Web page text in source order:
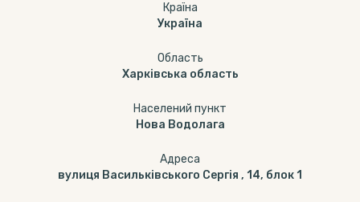
Країна
Україна
Область
Харківська область
Населений пункт
Нова Водолага
Адреса
вулиця Васильківського Сергія , 14, блок 1